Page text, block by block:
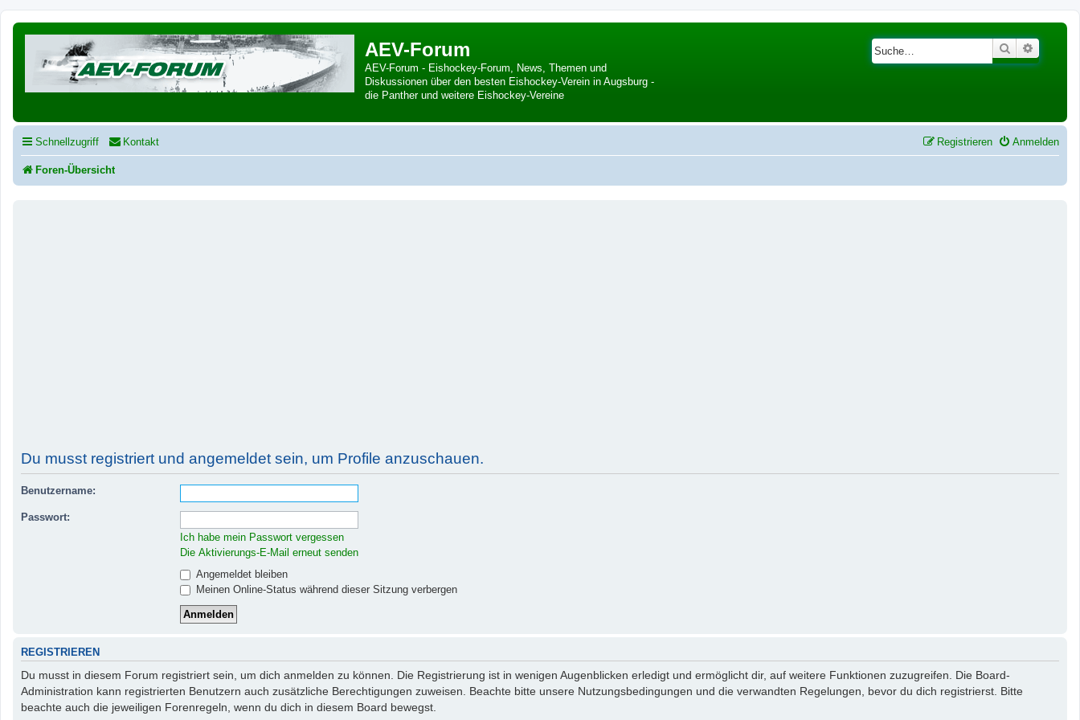
AEV-Forum
AEV-Forum - Eishockey-Forum, News, Themen und
Diskussionen über den besten Eishockey-Verein in Augsburg -
die Panther und weitere Eishockey-Vereine
Suche
Schnellzugriff Kontakt Anmelden
Registrieren
Foren-Übersicht
Du musst registriert und angemeldet sein, um Profile anzuschauen.
Benutzername:
Passwort:
Ich habe mein Passwort vergessen
Die Aktivierungs-E-Mail erneut senden
Angemeldet bleiben
Meinen Online-Status während dieser Sitzung verbergen
REGISTRIEREN
Du musst in diesem Forum registriert sein, um dich anmelden zu können. Die Registrierung ist in wenigen Augenblicken erledigt und ermöglicht dir, auf weitere Funktionen zuzugreifen. Die Board-
Administration kann registrierten Benutzern auch zusätzliche Berechtigungen zuweisen. Beachte bitte unsere Nutzungsbedingungen und die verwandten Regelungen, bevor du dich registrierst. Bitte
beachte auch die jeweiligen Forenregeln, wenn du dich in diesem Board bewegst.